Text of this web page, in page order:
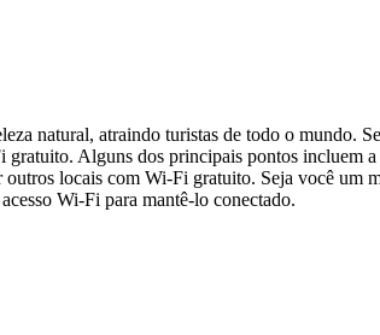
natural, atraindo turistas de todo o mundo.
gratuito. Alguns dos principais pontos incluem
locais com Wi-Fi gratuito. Seja você um
Wi-Fi para mantê-lo conectado.